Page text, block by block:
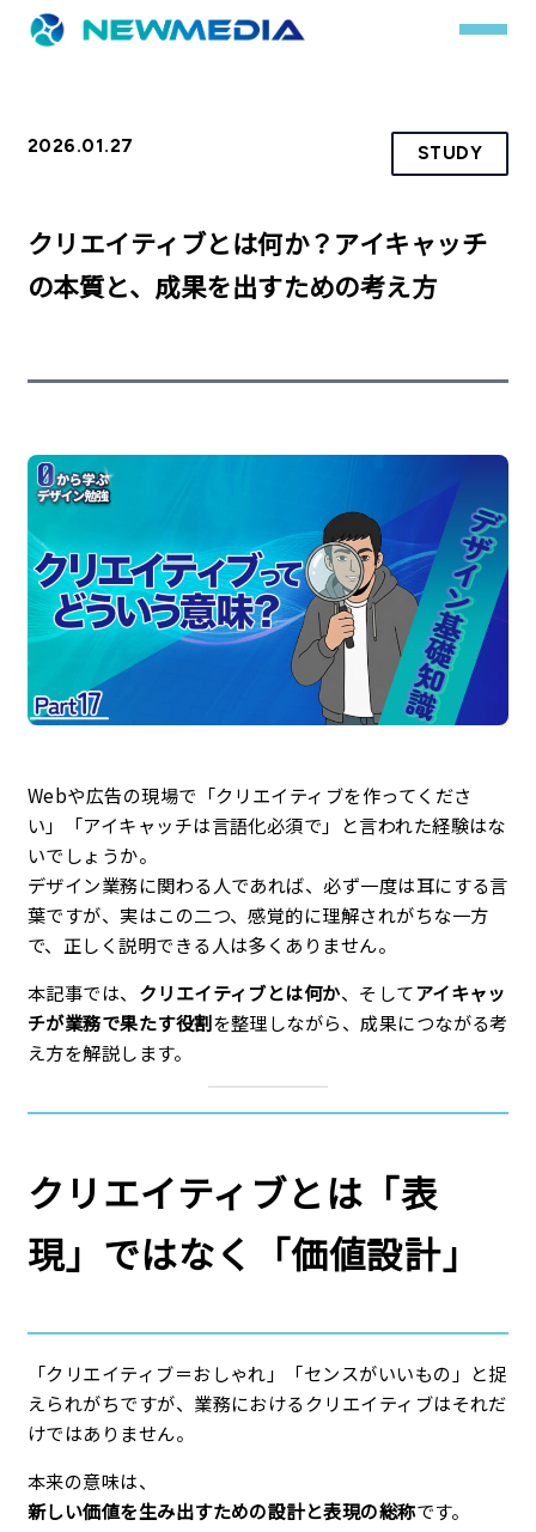
事業内容
サービス一覧
クチコミレスキュー
お客様の声
会社概要
企業理念
最新情報
お問い合わせ
プライバシーポリシー
2026.01.27 STUDY
クリエイティブとは何か？アイキャッチ
の本質と、成果を出すための考え方
Webや広告の現場で「クリエイティブを作ってくださ
い」「アイキャッチは言語化必須で」と言われた経験はな
いでしょうか。
デザイン業務に関わる人であれば、必ず一度は耳にする言
葉ですが、実はこの二つ、感覚的に理解されがちな一方
で、正しく説明できる人は多くありません。
本記事では、 クリエイティブとは何か、そしてアイキャッ
チが業務で果たす役割を整理しながら、成果につながる考
え方を解説します。
クリエイティブとは「表
現」ではなく「価値設計」
「クリエイティブ＝おしゃれ」「センスがいいもの」と捉
えられがちですが、業務におけるクリエイティブはそれだ
けではありません。
本来の意味は、
新しい価値を生み出すための設計と表現の総称です。